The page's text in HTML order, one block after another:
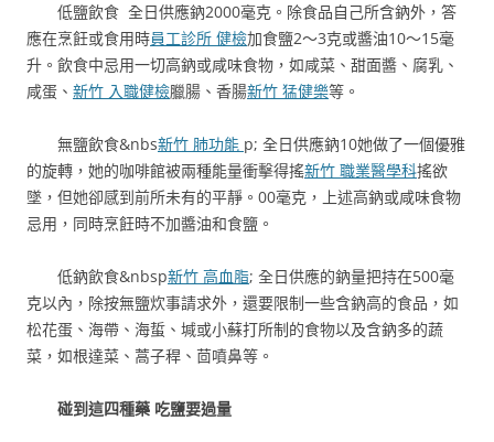
低鹽飲食 全日供應鈉2000毫克。除食品自己所含鈉外，答
應在烹飪或食用時員工診所 健檢加食鹽2～3克或醬油10～15毫
升。飲食中忌用一切高鈉或咸味食物，如咸菜、甜面醬、腐乳、
咸蛋、 新竹 入職健檢臘腸、香腸新竹 猛健樂等。
無鹽飲食&nbs新竹 肺功能 p; 全日供應鈉10她做了一個優雅
的旋轉，她的咖啡館被兩種能量衝擊得搖新竹 職業醫學科搖欲
墜，但她卻感到前所未有的平靜。00毫克，上述高鈉或咸味食物
忌用，同時烹飪時不加醬油和食鹽。
低鈉飲食&nbsp新竹 高血脂; 全日供應的鈉量把持在500毫
克以內，除按無鹽炊事請求外，還要限制一些含鈉高的食品，如
松花蛋、海帶、海蜇、堿或小蘇打所制的食物以及含鈉多的蔬
菜，如根達菜、蒿子稈、茴噴鼻等。
碰到這四種藥 吃鹽要過量